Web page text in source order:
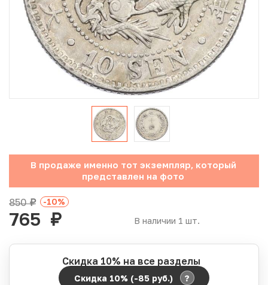
Юбилейные монеты Банка России (с 1999 года)
Памятные и инвестиционные монеты СССР и России
Иностранные монеты
Неофициальные выпуски монет (Unusual)
Античные и средневековые монеты
Наборы монет
Инвестиционные монеты
В продаже именно тот экземпляр, который
представлен на фото
В наличии 1 шт.
850руб. -10%
765 руб.
Скидка 10% на все разделы
Скидка 10% (-85 руб.) ?